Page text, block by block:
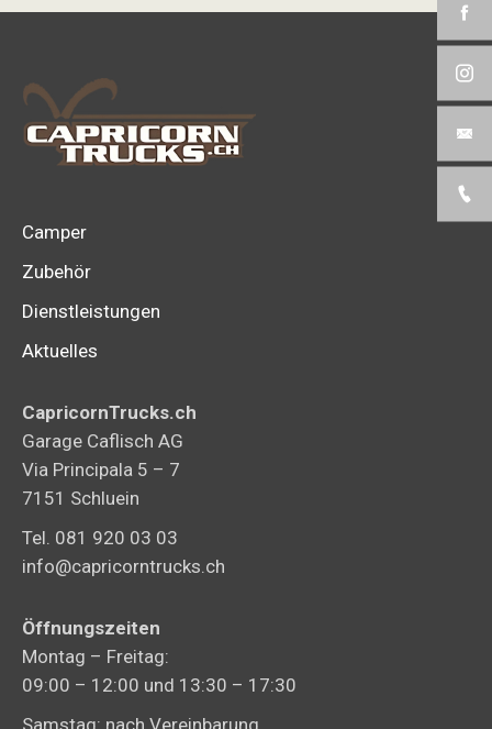
Camper
Zubehör
Dienstleistungen
Aktuelles
CapricornTrucks.ch
Garage Caflisch AG
Via Principala 5 – 7
7151 Schluein
Tel. 081 920 03 03
info@capricorntrucks.ch
Öffnungszeiten
Montag – Freitag:
09:00 – 12:00 und 13:30 – 17:30
Samstag: nach Vereinbarung